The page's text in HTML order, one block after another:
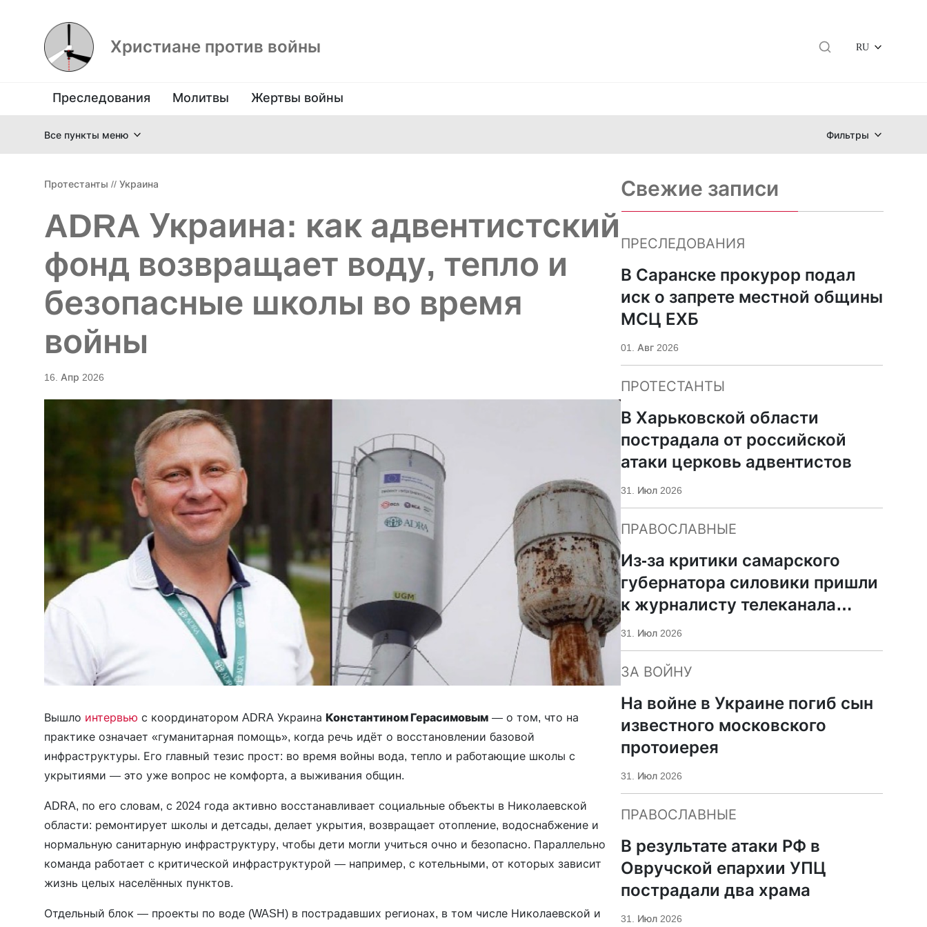
Христиане против войны RU
Преследования Молитвы Жертвы войны
Все пункты меню Фильтры
Протестанты // Украина
ADRA Украина: как адвентистский
фонд возвращает воду, тепло и
безопасные школы во время
войны
16. Апр 2026
Вышло интервью с координатором ADRA Украина Константином Герасимовым — о том, что на
практике означает «гуманитарная помощь», когда речь идёт о восстановлении базовой
инфраструктуры. Его главный тезис прост: во время войны вода, тепло и работающие школы с
укрытиями — это уже вопрос не комфорта, а выживания общин.
ADRA, по его словам, с 2024 года активно восстанавливает социальные объекты в Николаевской
области: ремонтирует школы и детсады, делает укрытия, возвращает отопление, водоснабжение и
нормальную санитарную инфраструктуру, чтобы дети могли учиться очно и безопасно. Параллельно
команда работает с критической инфраструктурой — например, с котельными, от которых зависит
жизнь целых населённых пунктов.
Отдельный блок — проекты по воде (WASH) в пострадавших регионах, в том числе Николаевской и
Свежие записи
ПРЕСЛЕДОВАНИЯ
В Саранске прокурор подал
иск о запрете местной общины
МСЦ ЕХБ
01. Авг 2026
ПРОТЕСТАНТЫ
В Харьковской области
пострадала от российской
атаки церковь адвентистов
31. Июл 2026
ПРАВОСЛАВНЫЕ
Из-за критики самарского
губернатора силовики пришли
к журналисту телеканала
«Царьград»
31. Июл 2026
ЗА ВОЙНУ
На войне в Украине погиб сын
известного московского
протоиерея
31. Июл 2026
ПРАВОСЛАВНЫЕ
В результате атаки РФ в
Овручской епархии УПЦ
пострадали два храма
31. Июл 2026